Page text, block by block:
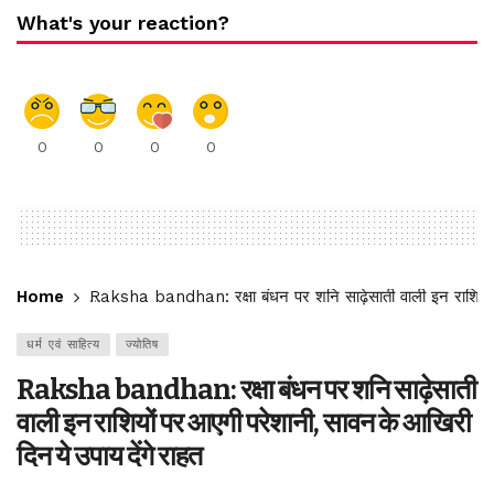
What's your reaction?
0 0 0 0
Home Raksha bandhan: रक्षा बंधन पर शनि साढ़ेसाती वाली इन
धर्म एवं साहित्य ज्योतिष
Raksha bandhan: रक्षा बंधन पर शनि साढ़ेसाती
वाली इन राशियों पर आएगी परेशानी, सावन के आखिरी
दिन ये उपाय देंगे राहत